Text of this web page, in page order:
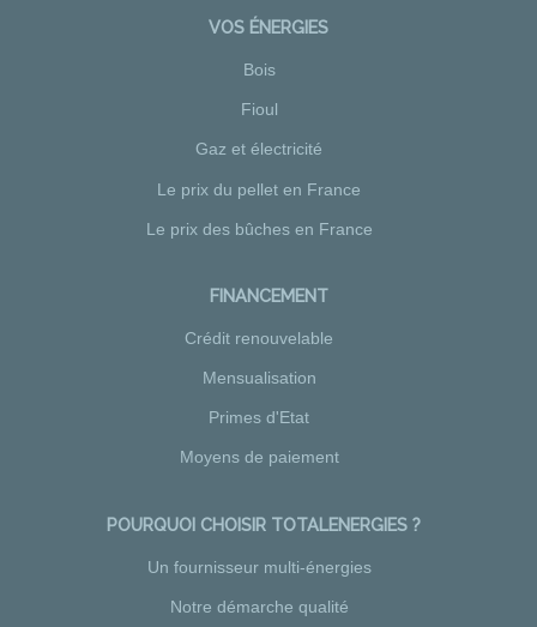
VOS ÉNERGIES
Bois
Fioul
Gaz et électricité
Le prix du pellet en France
Le prix des bûches en France
FINANCEMENT
Crédit renouvelable
Mensualisation
Primes d'Etat
Moyens de paiement
POURQUOI CHOISIR TOTALENERGIES ?
Un fournisseur multi-énergies
Notre démarche qualité